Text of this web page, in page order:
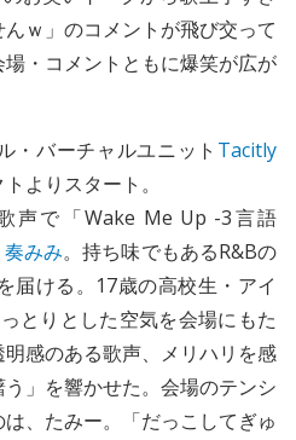
ｗ」のコメントが飛び交って
・コメントともに爆笑が広が
・バーチャルユニット Tacitly
よりスタート。
声で「Wake Me Up -3言語
奏みみ。持ち味でもあるR&Bの
届ける。17歳の高校生・アイ
とりとした空気を会場にもた
明感のある歌声、メリハリを感
」を響かせた。会場のテンシ
、たみー。「だっこしてぎゅ